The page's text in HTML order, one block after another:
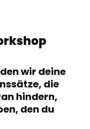
wir deine
die
hindern,
den du